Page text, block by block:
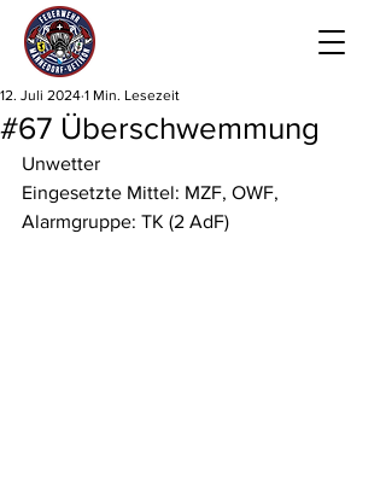
#67 Überschwemmung
12. Juli 2024 1 Min. Lesezeit
Unwetter
Eingesetzte Mittel: MZF, OWF,
Alarmgruppe: TK (2 AdF)